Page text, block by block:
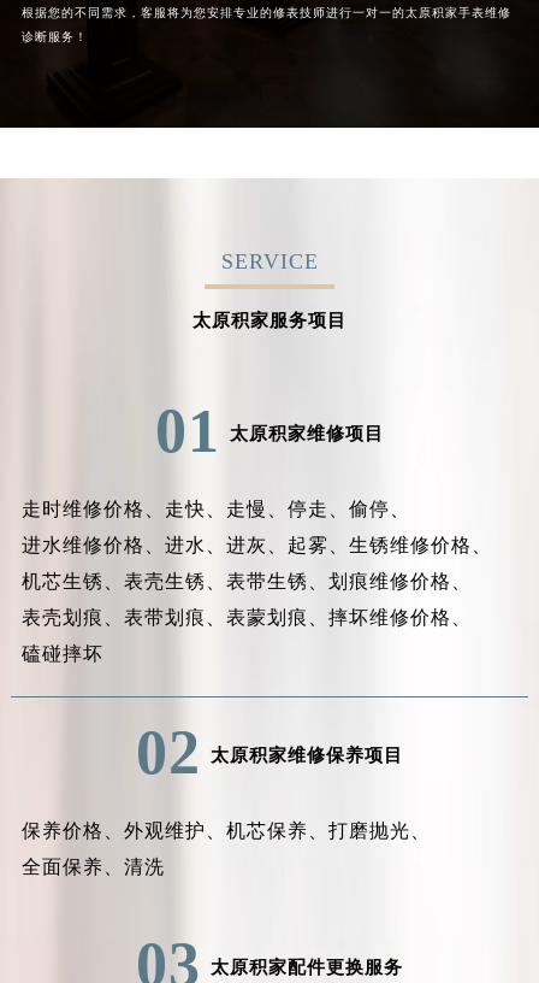
根据您的不同需求，客服将为您安排专业的修表技师进行一对一的太原积家手表维修
诊断服务！
SERVICE
太原积家服务项目
01 太原积家维修项目
走时维修价格、 走快、 走慢、 停走、 偷停、
进水维修价格、 进水、 进灰、 起雾、 生锈维修价格、
机芯生锈、 表壳生锈、 表带生锈、 划痕维修价格、
表壳划痕、 表带划痕、 表蒙划痕、 摔坏维修价格、
磕碰摔坏
02 太原积家维修保养项目
保养价格、 外观维护、 机芯保养、 打磨抛光、
全面保养、 清洗
03 太原积家配件更换服务